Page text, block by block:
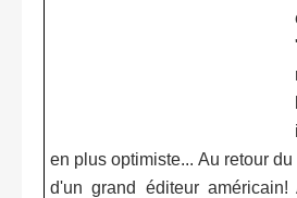
en plus optimiste... Au retour
d'un grand éditeur